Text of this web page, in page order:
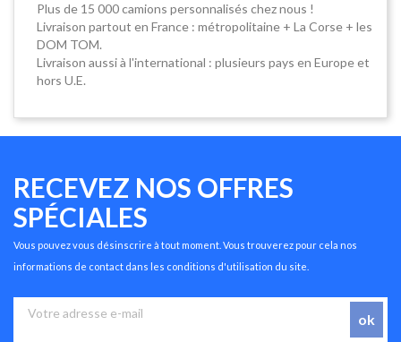
Plus de 15 000 camions personnalisés chez nous !
Livraison partout en France : métropolitaine + La Corse + les
DOM TOM.
Livraison aussi à l'international : plusieurs pays en Europe et
hors U.E.
RECEVEZ NOS OFFRES
SPÉCIALES
Vous pouvez vous désinscrire à tout moment. Vous trouverez pour cela nos
informations de contact dans les conditions d'utilisation du site.